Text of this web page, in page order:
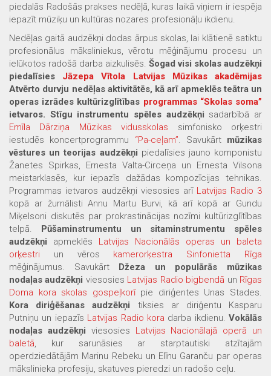
piedalās Radošās prakses nedēļā, kuras laikā viņiem ir iespēja
iepazīt mūziķu un kultūras nozares profesionāļu ikdienu.
Nedēļas gaitā audzēkņi dodas ārpus skolas, lai klātienē satiktu
profesionālus māksliniekus, vērotu mēģinājumu procesu un
ielūkotos radošā darba aizkulisēs. Šogad visi skolas audzēkņi
piedalīsies Jāzepa Vītola Latvijas Mūzikas akadēmijas
Atvērto durvju nedēļas aktivitātēs, kā arī apmeklēs teātra un
operas izrādes kultūrizglītības programmas “Skolas soma”
ietvaros. Stīgu instrumentu spēles audzēkņi sadarbībā ar
Emīla Dārziņa Mūzikas vidusskolas simfonisko orķestri
iestudēs koncertprogrammu “Pa-ceļam” . Savukārt mūzikas
vēstures un teorijas audzēkņi piedalīsies jauno komponistu
Žanetes Spirkas, Ernesta Valta-Circeņa un Ernesta Vilsona
meistarklasēs, kur iepazīs dažādas kompozīcijas tehnikas.
Programmas ietvaros audzēkņi viesosies arī Latvijas Radio 3
kopā ar žurnālisti Annu Martu Burvi, kā arī kopā ar Gundu
Miķelsoni diskutēs par prokrastinācijas nozīmi kultūrizglītības
telpā. Pūšaminstrumentu un sitaminstrumentu spēles
audzēkņi apmeklēs Latvijas Nacionālās operas un baleta
orķestri un vēros kamerorķestra Sinfonietta Rīga
mēģinājumus. Savukārt Džeza un populārās mūzikas
nodaļas audzēkņi viesosies Latvijas Radio bigbendā un Rīgas
Doma kora skolas gospeļkorīpie diriģentes Unas Stades.
Kora diriģēšanas audzēkņi tiksies ar diriģentu Kasparu
Putniņu un iepazīs Latvijas Radio kora darba ikdienu. Vokālās
nodaļas audzēkņi viesosies Latvijas Nacionālajā operā un
baletā , kur sarunāsies ar starptautiski atzītajām
operdziedātājām Marinu Rebeku un Elīnu Garanču par operas
mākslinieka profesiju, skatuves pieredzi un radošo ceļu.